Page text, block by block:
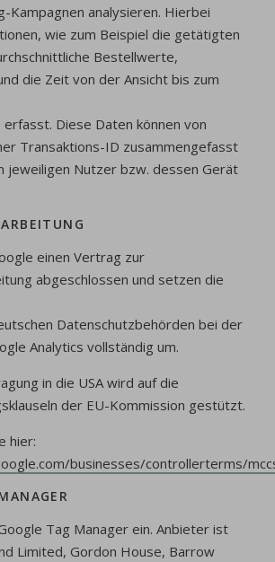
Kampagnen analysieren. Hierbei
wie zum Beispiel die getätigten
Bestellwerte,
die Zeit von der Ansicht bis zum
Diese Daten können von
Transaktions-ID zusammengefasst
jeweiligen Nutzer bzw. dessen Gerät
einen Vertrag zur
abgeschlossen und setzen die
Datenschutzbehörden bei der
Analytics vollständig um.
in die USA wird auf die
der EU-Kommission gestützt.
hier:
businesses/controllerterms/
Tag Manager ein. Anbieter ist
Limited, Gordon House, Barrow